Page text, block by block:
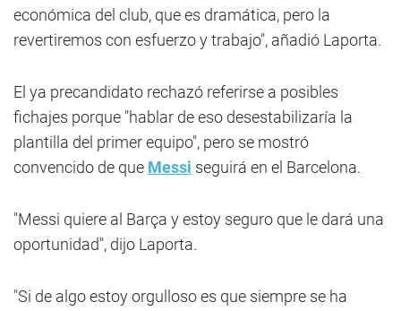
económica del club, que es dramática, pero la
revertiremos con esfuerzo y trabajo", añadió Laporta.
El ya precandidato rechazó referirse a posibles
fichajes porque "hablar de eso desestabilizaría la
plantilla del primer equipo", pero se mostró
convencido de que Messi seguirá en el Barcelona.
"Messi quiere al Barça y estoy seguro que le dará una
oportunidad", dijo Laporta.
"Si de algo estoy orgulloso es que siempre se ha